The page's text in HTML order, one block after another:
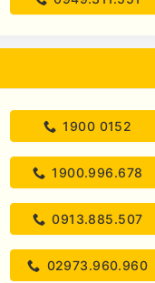
1900 0152
1900.996.678
0913.885.507
02973.960.960